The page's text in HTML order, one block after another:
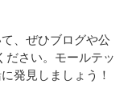
、ぜひブログや公
ださい。モールテッ
発見しましょう！